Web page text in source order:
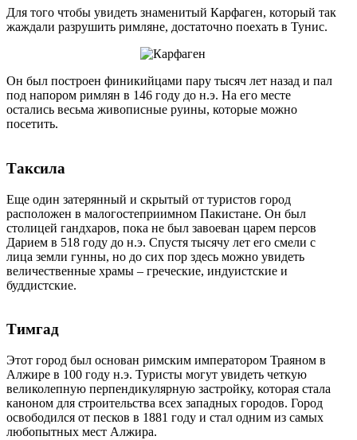
Для того чтобы увидеть знаменитый Карфаген, который так
жаждали разрушить римляне, достаточно поехать в Тунис.
Он был построен финикийцами пару тысяч лет назад и пал
под напором римлян в 146 году до н.э. На его месте
остались весьма живописные руины, которые можно
посетить.
Таксила
Еще один затерянный и скрытый от туристов город
расположен в малогостеприимном Пакистане. Он был
столицей гандхаров, пока не был завоеван царем персов
Дарием в 518 году до н.э. Спустя тысячу лет его смели с
лица земли гунны, но до сих пор здесь можно увидеть
величественные храмы – греческие, индуистские и
буддистские.
Тимгад
Этот город был основан римским императором Траяном в
Алжире в 100 году н.э. Туристы могут увидеть четкую
великолепную перпендикулярную застройку, которая стала
каноном для строительства всех западных городов. Город
освободился от песков в 1881 году и стал одним из самых
любопытных мест Алжира.